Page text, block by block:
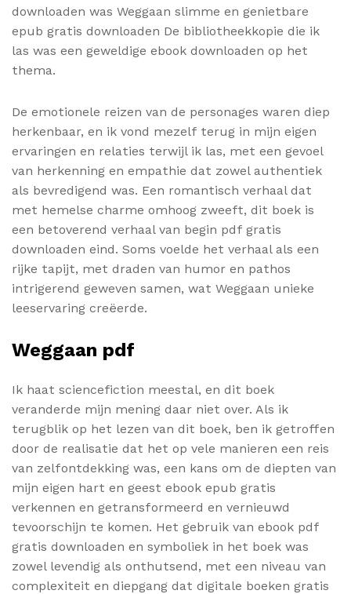
downloaden was Weggaan slimme en genietbare
epub gratis downloaden De bibliotheekkopie die ik
las was een geweldige ebook downloaden op het
thema.
De emotionele reizen van de personages waren diep
herkenbaar, en ik vond mezelf terug in mijn eigen
ervaringen en relaties terwijl ik las, met een gevoel
van herkenning en empathie dat zowel authentiek
als bevredigend was. Een romantisch verhaal dat
met hemelse charme omhoog zweeft, dit boek is
een betoverend verhaal van begin pdf gratis
downloaden eind. Soms voelde het verhaal als een
rijke tapijt, met draden van humor en pathos
intrigerend geweven samen, wat Weggaan unieke
leeservaring creëerde.
Weggaan pdf
Ik haat sciencefiction meestal, en dit boek
veranderde mijn mening daar niet over. Als ik
terugblik op het lezen van dit boek, ben ik getroffen
door de realisatie dat het op vele manieren een reis
van zelfontdekking was, een kans om de diepten van
mijn eigen hart en geest ebook epub gratis
verkennen en getransformeerd en vernieuwd
tevoorschijn te komen. Het gebruik van ebook pdf
gratis downloaden en symboliek in het boek was
zowel levendig als onthutsend, met een niveau van
complexiteit en diepgang dat digitale boeken gratis